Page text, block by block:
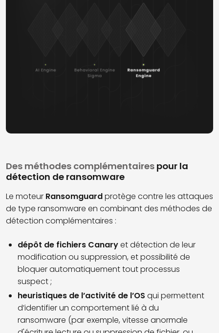
Des méthodes complémentaires pour la
détection de ransomware
Le moteur Ransomguardprotège contre les attaques
de type ransomware en combinant des méthodes de
détection complémentaires :
dépôt de fichiers Canaryet détection de leur
modification ou suppression, et possibilité de
bloquer automatiquement tout processus
suspect ;
heuristiques de l’activité de l’OS qui permettent
d’identifier un comportement lié à du
ransomware (par exemple, vitesse anormale